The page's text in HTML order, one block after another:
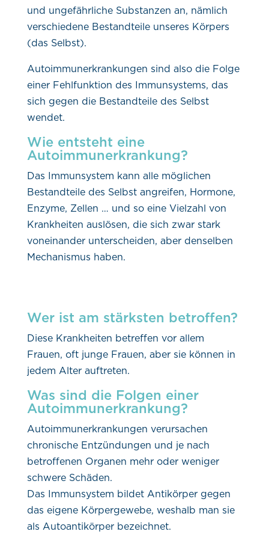
und ungefährliche Substanzen an, nämlich
verschiedene Bestandteile unseres Körpers
(das Selbst).
Autoimmunerkrankungen sind also die Folge
einer Fehlfunktion des Immunsystems, das
sich gegen die Bestandteile des Selbst
wendet.
Wie entsteht eine
Autoimmunerkrankung?
Das Immunsystem kann alle möglichen
Bestandteile des Selbst angreifen, Hormone,
Enzyme, Zellen … und so eine Vielzahl von
Krankheiten auslösen, die sich zwar stark
voneinander unterscheiden, aber denselben
Mechanismus haben.
Wer ist am stärksten betroffen?
Diese Krankheiten betreffen vor allem
Frauen, oft junge Frauen, aber sie können in
jedem Alter auftreten.
Was sind die Folgen einer
Autoimmunerkrankung?
Autoimmunerkrankungen verursachen
chronische Entzündungen und je nach
betroffenen Organen mehr oder weniger
schwere Schäden.
Das Immunsystem bildet Antikörper gegen
das eigene Körpergewebe, weshalb man sie
als Autoantikörper bezeichnet.